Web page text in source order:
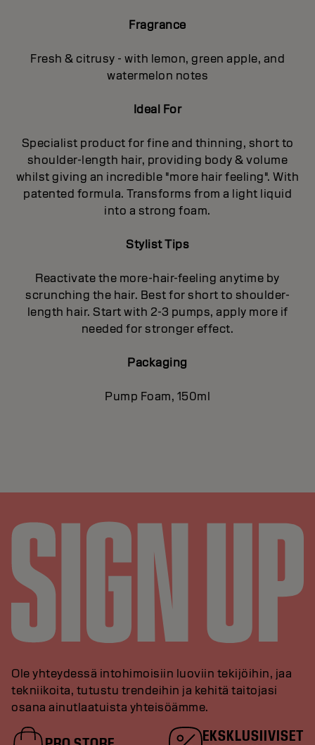
Fragrance
Fresh & citrusy - with lemon, green apple, and
watermelon notes
Ideal For
Specialist product for fine and thinning, short to
shoulder-length hair, providing body & volume
whilst giving an incredible "more hair feeling". With
patented formula. Transforms from a light liquid
into a strong foam.
Stylist Tips
Reactivate the more-hair-feeling anytime by
scrunching the hair. Best for short to shoulder-
length hair. Start with 2-3 pumps, apply more if
needed for stronger effect.
Packaging
Pump Foam, 150ml
Ole yhteydessä intohimoisiin luoviin tekijöihin, jaa
tekniikoita, tutustu trendeihin ja kehitä taitojasi
osana ainutlaatuista yhteisöämme.
EKSKLUSIIVISET